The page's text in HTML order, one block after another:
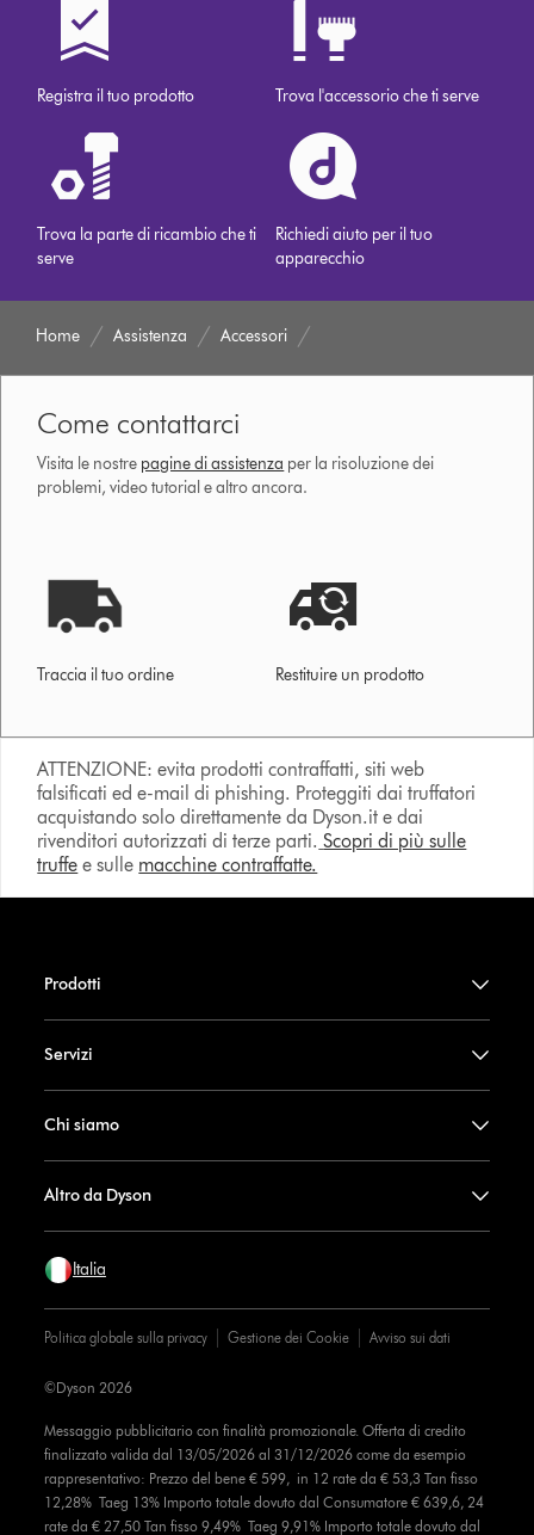
Registra il tuo prodotto Trova l'accessorio che ti serve
Trova la parte di ricambio che ti
serve
Richiedi aiuto per il tuo
apparecchio
Home Assistenza Accessori
Come contattarci
Visita le nostre pagine di assistenza per la risoluzione dei
problemi, video tutorial e altro ancora.
Traccia il tuo ordine Restituire un prodotto
ATTENZIONE: evita prodotti contraffatti, siti web
falsificati ed e-mail di phishing. Proteggiti dai truffatori
acquistando solo direttamente da Dyson.it e dai
rivenditori autorizzati di terze parti. Scopri di più sulle
truffe e sulle macchine contraffatte.
Prodotti
Servizi
Chi siamo
Altro da Dyson
Italia
Politica globale sulla privacy Gestione dei Cookie Avviso sui dati
Messaggio pubblicitario con finalità promozionale. Offerta di credito
finalizzato valida dal 13/05/2026 al 31/12/2026 come da esempio
rappresentativo: Prezzo del bene € 599, in 12 rate da € 53,3 Tan fisso
12,28% Taeg 13% Importo totale dovuto dal Consumatore € 639,6, 24
rate da € 27,50 Tan fisso 9,49% Taeg 9,91% Importo totale dovuto dal
©Dyson 2026